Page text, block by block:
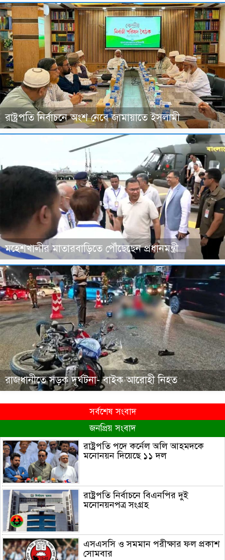
রাষ্ট্রপতি নির্বাচনে অংশ নেবে জামায়াতে ইসলামী
মহেশখালীর মাতারবাড়িতে পৌঁছেছেন প্রধানমন্ত্রী
রাজধানীতে সড়ক দূর্ঘটনা- বাইক আরোহী নিহত
সর্বশেষ সংবাদ
জনপ্রিয় সংবাদ
রাষ্ট্রপতি পদে কর্নেল অলি আহমদকে
মনোনয়ন দিয়েছে ১১ দল
রাষ্ট্রপতি নির্বাচনে বিএনপির দুই
মনোনয়নপত্র সংগ্রহ
এসএসসি ও সমমান পরীক্ষার ফল প্রকাশ
সোমবার